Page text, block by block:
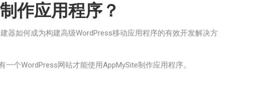
作应用程序？
器如何成为构建高级WordPress移动应用程序的有效开发解决方
个WordPress网站才能使用AppMySite制作应用程序。